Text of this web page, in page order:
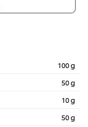
100 g
50 g
10 g
50 g